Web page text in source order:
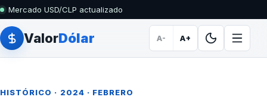
Mercado USD/CLP actualizado
ValorDólar A- A+
HISTÓRICO · 2024 · FEBRERO